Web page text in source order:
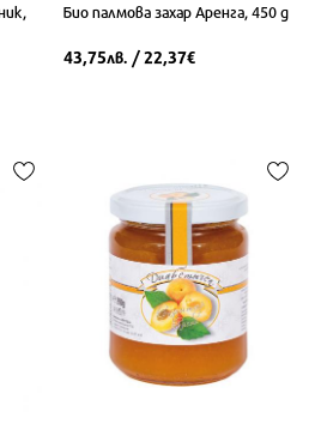
Био палмова захар Аренга, 450 g
43,75лв. / 22,37€